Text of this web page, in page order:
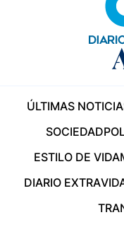
ÚLTIMAS
SOCIEDAD
ESTILO DE VIDA
DIARIO EXTRA